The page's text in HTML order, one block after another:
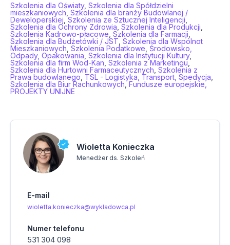
Wioletta Konieczka
Menedżer ds. Szkoleń
E-mail
wioletta.konieczka@wykladowca.pl
Numer telefonu
531 304 098
Szkolenia dla Oświaty, Szkolenia dla Spółdzielni
mieszkaniowych Szkolenia dla branży Budowlanej /
Deweloperskiej ,Szkolenia ze Sztucznej Inteligencji
Szkolenia dla Ochrony Zdrowia Szkolenia dla Produkcji
Szkolenia Kadrowo-płacowe Szkolenia dla Farmacji
Szkolenia dla Budżetówki / JST Szkolenia dla Wspólnot
Mieszkaniowych Szkolenia Podatkowe Środowisko,
Odpady, Opakowania Szkolenia dla Instytucji Kultury,
Szkolenia dla firm Wod-Kan Szkolenia z Marketingu
Szkolenia dla Hurtowni Farmaceutycznych Szkolenia z
Prawa budowlanego TSL - Logistyka, Transport, Spedycja
Szkolenia dla Biur Rachunkowych,Fundusze europejskie,
PROJEKTY UNIJNE